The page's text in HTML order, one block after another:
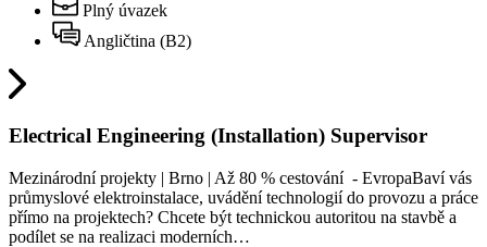
Plný úvazek
Angličtina (B2)
Electrical Engineering (Installation) Supervisor
Mezinárodní projekty | Brno | Až 80 % cestování - EvropaBaví vás
průmyslové elektroinstalace, uvádění technologií do provozu a práce
přímo na projektech? Chcete být technickou autoritou na stavbě a
podílet se na realizaci moderních…